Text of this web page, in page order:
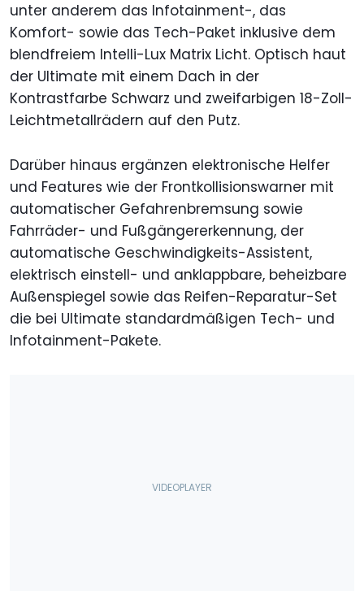
unter anderem das Infotainment-, das
Komfort- sowie das Tech-Paket inklusive dem
blendfreiem Intelli-Lux Matrix Licht. Optisch haut
der Ultimate mit einem Dach in der
Kontrastfarbe Schwarz und zweifarbigen 18-Zoll-
Leichtmetallrädern auf den Putz.
Darüber hinaus ergänzen elektronische Helfer
und Features wie der Frontkollisionswarner mit
automatischer Gefahrenbremsung sowie
Fahrräder- und Fußgängererkennung, der
automatische Geschwindigkeits-Assistent,
elektrisch einstell- und anklappbare, beheizbare
Außenspiegel sowie das Reifen-Reparatur-Set
die bei Ultimate standardmäßigen Tech- und
Infotainment-Pakete.